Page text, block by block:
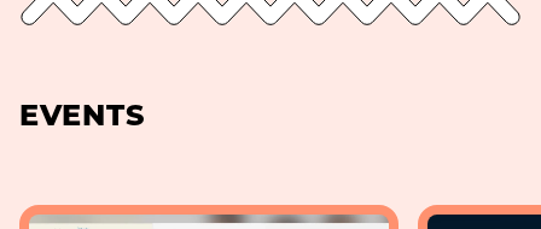
EVENTS